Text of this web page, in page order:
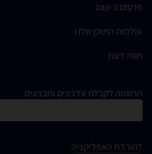
פרסום ב-zap
עולמות התוכן שלנו
חוות דעת
הרשמה לקבלת עדכונים ומבצעים
להורדת האפליקציה